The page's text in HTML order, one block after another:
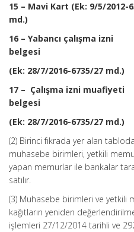
15 – Mavi Kart (Ek: 9/5/2012-
md.)
16 – Yabancı çalışma izni
belgesi
(Ek: 28/7/2016-6735/27 md.)
17 – Çalışma izni muafiyeti
belgesi
(Ek: 28/7/2016-6735/27 md.)
(2) Birinci fıkrada yer alan
muhasebe birimleri, yetkili
yapan memurlar ile bankalar
satılır.
(3) Muhasebe birimleri ve yetkili
kağıtların yeniden
işlemleri 27/12/2014 tarihli ve